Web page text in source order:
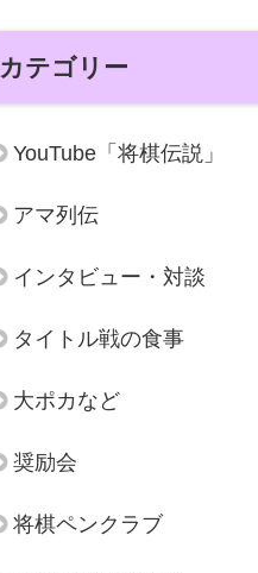
カテゴリー
YouTube「将棋伝説」
アマ列伝
インタビュー・対談
タイトル戦の食事
大ポカなど
奨励会
将棋ペンクラブ